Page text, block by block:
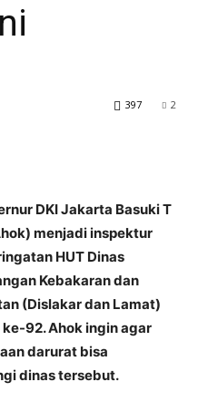
2
397
DKI Jakarta Basuki T
menjadi inspektur
HUT Dinas
Kebakaran dan
(Dislakar dan Lamat)
ke-92. Ahok ingin agar
darurat bisa
dinas tersebut.